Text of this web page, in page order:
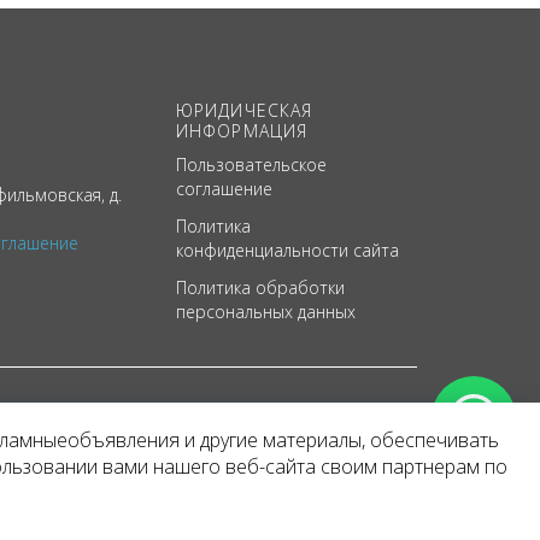
д.
ЮРИДИЧЕСКАЯ
ИНФОРМАЦИЯ
Пользовательское
соглашение
Политика
конфиденциальности сайта
Политика обработки
персональных данных
и другие материалы, обеспечивать
вами нашего веб-сайта своим партнерам по